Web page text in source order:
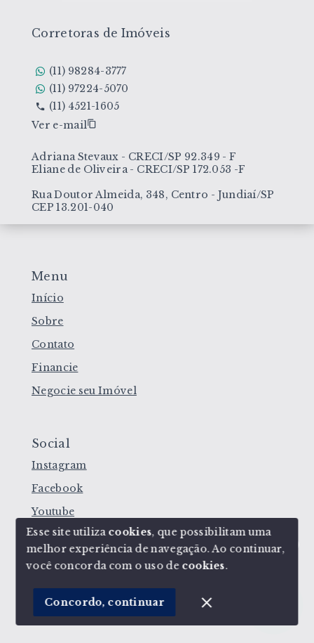
Olá! Estamos disponíveis para te ajudar.
Menu
Início
Sobre
Contato
Financie
Negocie seu Imóvel
Social
Instagram
Facebook
Youtube
© Copyright 2026 - Corretoras de Imóveis - Todos
SITE PARA IMOBILIARIA
Corretoras de Imóveis
(11) 98284-3777
(11) 97224-5070
(11) 4521-1605
Ver e-mail
Adriana Stevaux - CRECI/SP 92.349 - F
Eliane de Oliveira - CRECI/SP 172.053 -F
Rua Doutor Almeida, 348, Centro - Jundiaí/SP
CEP 13.201-040
Esse site utiliza cookies, que possibilitam uma
melhor experiência de navegação.Ao continuar,
você concorda com o uso de cookies.
Concordo, continuar